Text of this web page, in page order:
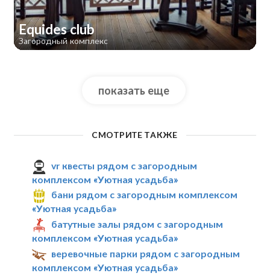
Equides club
Загородный комплекс
показать еще
СМОТРИТЕ ТАКЖЕ
vr квесты рядом с загородным
комплексом «Уютная усадьба»
бани рядом с загородным комплексом
«Уютная усадьба»
батутные залы рядом с загородным
комплексом «Уютная усадьба»
веревочные парки рядом с загородным
комплексом «Уютная усадьба»